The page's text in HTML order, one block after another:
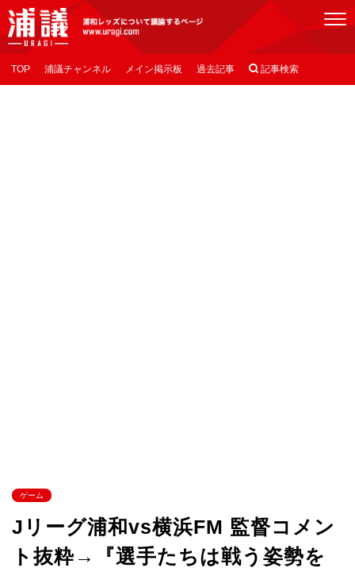
[浦議]浦和レッズについて議論するページ
TOP 浦議チャンネル メイン掲示板 過去記事  記事検索
ゲーム
Jリーグ浦和vs横浜FM 監督コメン
ト抜粋→『選手たちは戦う姿勢を